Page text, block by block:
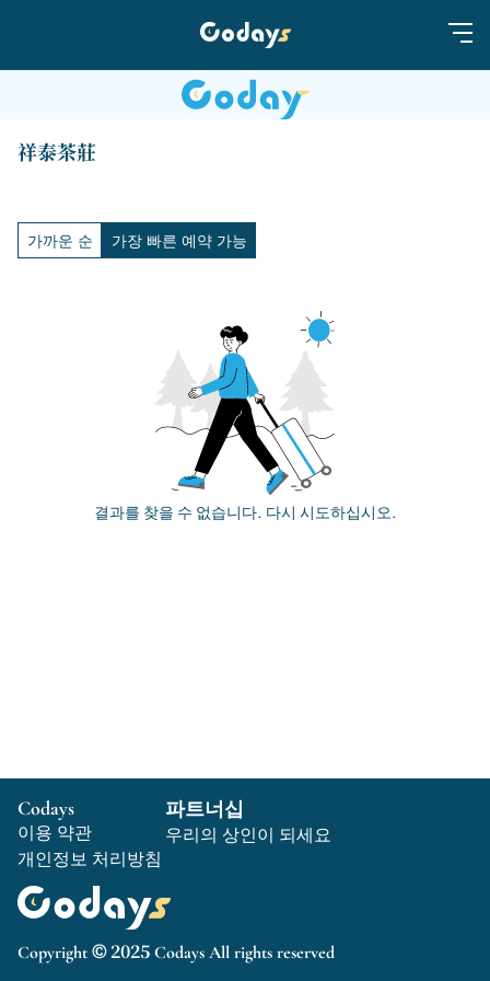
祥泰茶莊
가까운 순 가장 빠른 예약 가능
결과를 찾을 수 없습니다. 다시 시도하십시오.
Copyright © 2025 Codays All rights reserved
Codays
이용 약관
개인정보 처리방침
파트너십
우리의 상인이 되세요